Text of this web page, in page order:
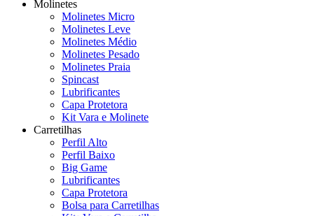
Molinetes
Molinetes Micro
Molinetes Leve
Molinetes Médio
Molinetes Pesado
Molinetes Praia
Spincast
Lubrificantes
Capa Protetora
Kit Vara e Molinete
Carretilhas
Perfil Alto
Perfil Baixo
Big Game
Lubrificantes
Capa Protetora
Bolsa para Carretilhas